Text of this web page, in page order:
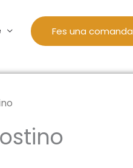
Fes una comanda